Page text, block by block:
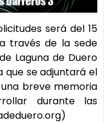
será del 15
través de la sede
Laguna de Duero
que se adjuntará el
breve memoria
durante las